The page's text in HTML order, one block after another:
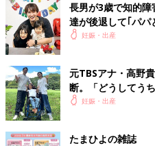
長男が3歳で知的
達が後退して｢パパ
プロバスケ選手･岡
妊娠・出産
元TBSアナ・高野
断。「どうしてう
らこそ、娘との時
妊娠・出産
たまひよの雑誌